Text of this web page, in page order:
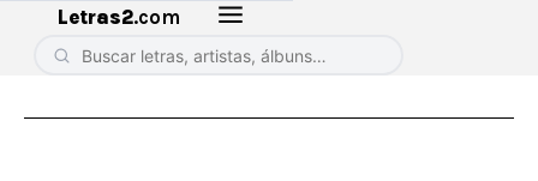
Letras2.com